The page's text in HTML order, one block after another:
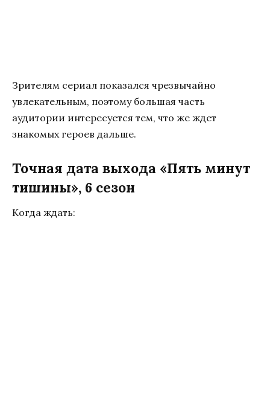
Зрителям сериал показался чрезвычайно
увлекательным, поэтому большая часть
аудитории интересуется тем, что же ждет
знакомых героев дальше.
Точная дата выхода «Пять минут
тишины», 6 сезон
Когда ждать: